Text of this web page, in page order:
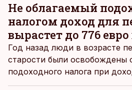
Не облагаемый
налогом доход для
вырастет до 776
Год назад люди в возрасте
старости были освобождены
подоходного налога при
месяц. Это освобождение